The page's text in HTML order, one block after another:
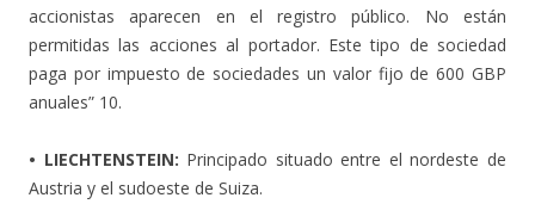
accionistas aparecen en el registro público. No están
permitidas las acciones al portador. Este tipo de sociedad
paga por impuesto de sociedades un valor fijo de 600 GBP
anuales” 10.
• LIECHTENSTEIN: Principado situado entre el nordeste de
Austria y el sudoeste de Suiza.